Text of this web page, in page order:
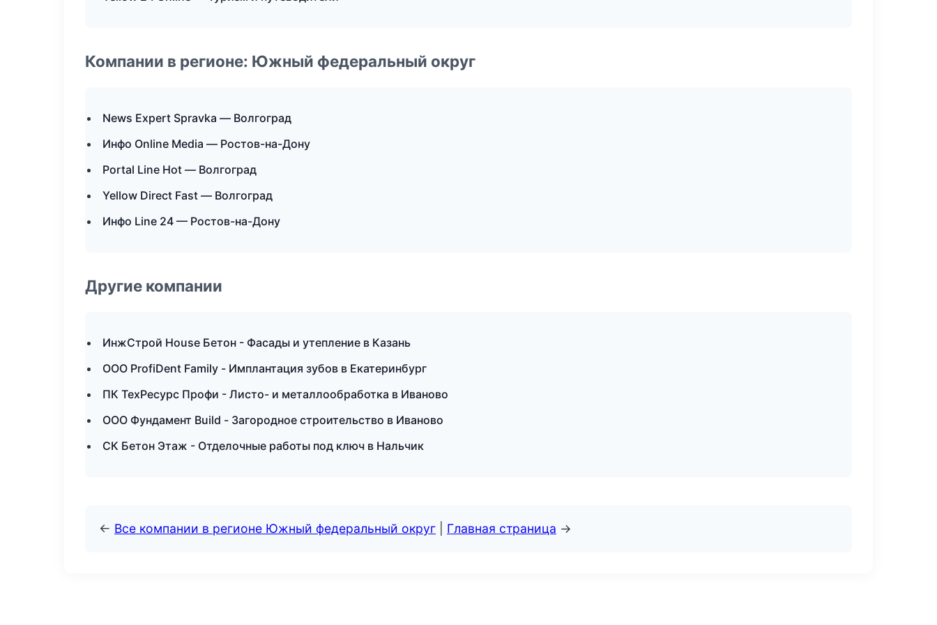
Компании в регионе: Южный федеральный округ
News Expert Spravka — Волгоград
Инфо Online Media — Ростов-на-Дону
Portal Line Hot — Волгоград
Yellow Direct Fast — Волгоград
Инфо Line 24 — Ростов-на-Дону
Другие компании
ИнжСтрой House Бетон - Фасады и утепление в Казань
ООО ProfiDent Family - Имплантация зубов в Екатеринбург
ПК ТехРесурс Профи - Листо- и металлообработка в Иваново
ООО Фундамент Build - Загородное строительство в Иваново
СК Бетон Этаж - Отделочные работы под ключ в Нальчик
← Все компании в регионе Южный федеральный округ Главная страница →